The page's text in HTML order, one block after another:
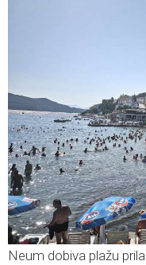
Neum dobiva plažu